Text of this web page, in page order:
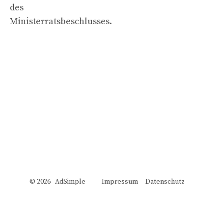
des
Ministerratsbeschlusses.
© 2026 AdSimple Impressum Datenschutz